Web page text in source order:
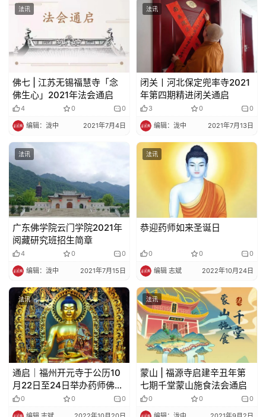
法讯
佛七 | 江苏无锡福慧寺「念
佛生心」2021年法会通启
4 0 0
编辑：泷中 2021年7月4日
法讯
闭关丨河北保定兜率寺2021
年第四期精进闭关通启
3 0 0
编辑：泷中 2021年7月13日
法讯
广东佛学院云门学院2021年
阅藏研究班招生简章
4 0 0
编辑：泷中 2021年7月15日
法讯
恭迎药师如来圣诞日
0 0 0
编辑 志斌 2022年10月24日
法讯
通启｜福州开元寺于公历10
月22日至24日举办药师佛圣
诞法会的通知
0 0 0
法讯
蒙山 | 福源寺启建辛丑年第
七期千堂蒙山施食法会通启
0 0 0